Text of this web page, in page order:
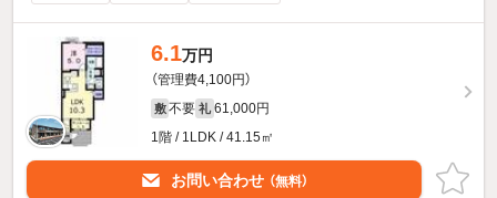
6.1万円
（管理費4,100円）
敷 不要 礼 61,000円
1階 / 1LDK / 41.15㎡
お問い合わせ （無料）